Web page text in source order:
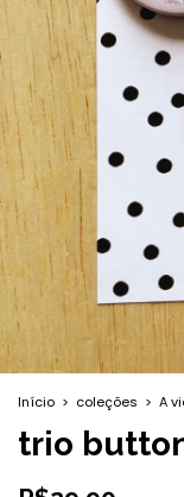
Início > coleções > A
trio